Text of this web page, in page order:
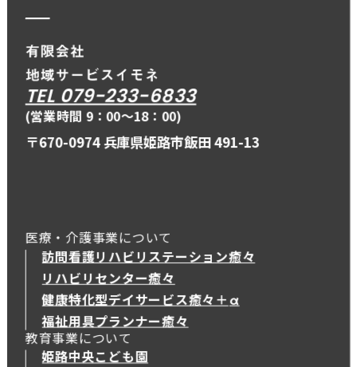
TEL 079-233-6833
(営業時間 9：00〜18：00)
〒670-0974 兵庫県姫路市飯田 491-13
医療・介護事業について
訪問看護リハビリステーション癒々
リハビリセンター癒々
健康特化型デイサービス癒々＋α
健康特化型デイサービス癒々＋
福祉用具プランナー癒々
教育事業について
姫路中央こども園